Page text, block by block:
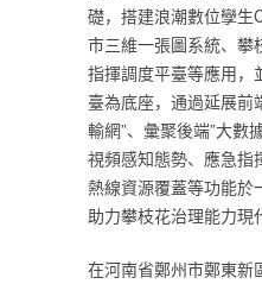
礎，搭建浪潮數位孿生
市三維一張圖系統、攀
指揮調度平臺等應用，
臺為底座，通過延展前
輸網”、彙聚後端”大數
視頻感知態勢、應急指
熱線資源覆蓋等功能於
助力攀枝花治理能力現
在河南省鄭州市鄭東新